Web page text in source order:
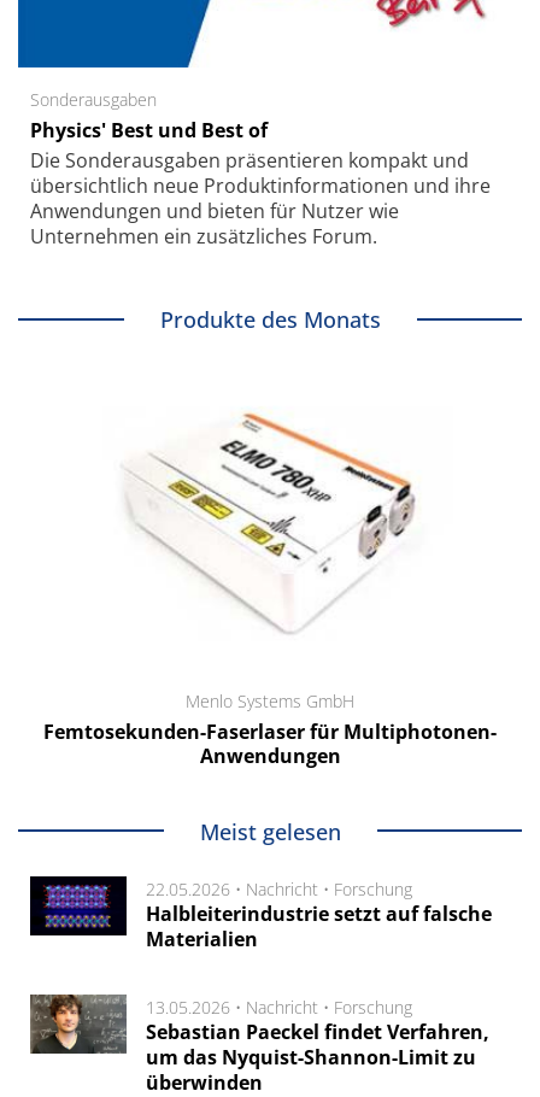
Sonderausgaben
Physics' Best und Best of
Die Sonder­ausgaben präsentieren kompakt und
übersichtlich neue Produkt­informationen und ihre
Anwendungen und bieten für Nutzer wie
Unternehmen ein zusätzliches Forum.
Produkte des Monats
Menlo Systems GmbH
Femtosekunden-Faserlaser für Multiphotonen-
Anwendungen
Meist gelesen
22.05.2026 • Nachricht • Forschung
Halbleiterindustrie setzt auf falsche
Materialien
13.05.2026 • Nachricht • Forschung
Sebastian Paeckel findet Verfahren,
um das Nyquist-Shannon-Limit zu
überwinden